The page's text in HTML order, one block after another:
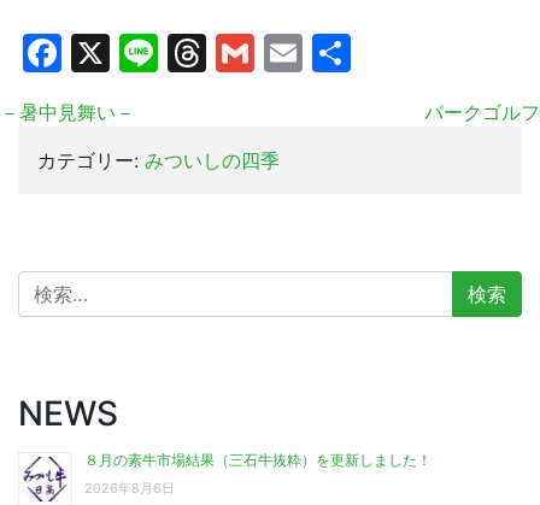
Facebook
X LineThreads
Gmail
Email
－暑中見舞い－
パークゴルフ
カテゴリー: みついしの四季
検
索:
NEWS
８月の素牛市場結果（三石牛抜粋）を更新しました！
2026年8月6日